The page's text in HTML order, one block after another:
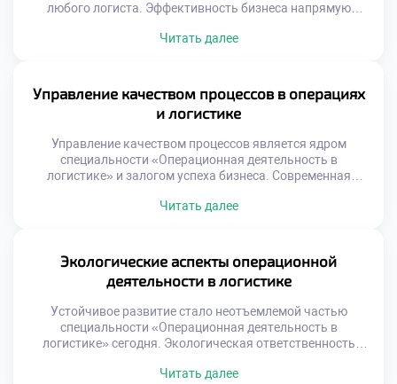
любого логиста. Эффективность бизнеса напрямую
Избыток продукции замораживает оборотные средства
запасами отличает профессионала от новичка. Студенты
специальности операционной деятельности изучают эту
тему углубленно. Теоретические модели подкрепляются
Читать далее
Управление качеством процессов в операциях
и логистике
Управление качеством процессов является ядром
специальности «Операционная деятельность в
логистике» и залогом успеха бизнеса. Современная
поставок. Высокие стандарты обслуживания формируют
ожиданиям клиента и стандартам. Это не просто
отсутствие брака, а предсказуемость каждого этапа
работы. Системный […]
Читать далее
Экологические аспекты операционной
деятельности в логистике
Устойчивое развитие стало неотъемлемой частью
специальности «Операционная деятельность в
логистике» сегодня. Экологическая ответственность
цепями поставок. Зеленая логистика перестала быть
Читать далее